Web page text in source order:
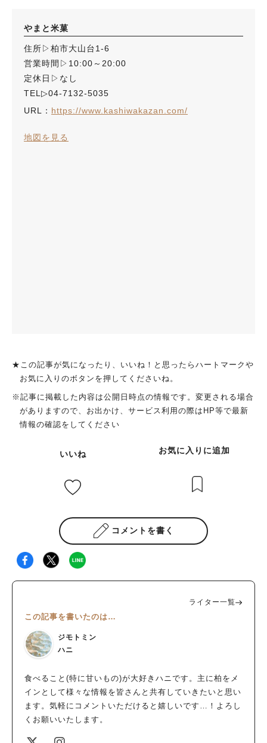
やまと米菓
住所▷柏市大山台1-6
営業時間▷10:00～20:00
定休日▷なし
TEL▷04-7132-5035
URL： https://www.kashiwakazan.com/
地図を見る
★この記事が気になったり、いいね！と思ったらハートマークや
お気に入りのボタンを押してくださいね。
※記事に掲載した内容は公開日時点の情報です。変更される場合
がありますので、お出かけ、サービス利用の際はHP等で最新
情報の確認をしてください
いいね お気に入りに追加
コメントを書く
ライター一覧
この記事を書いたのは…
ジモトミン
ハニ
食べること(特に甘いもの)が大好きハニです。主に柏をメ
インとして様々な情報を皆さんと共有していきたいと思い
ます。気軽にコメントいただけると嬉しいです…！よろし
くお願いいたします。